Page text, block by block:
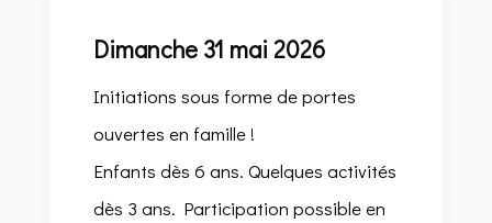
Dimanche 31 mai 2026
Initiations sous forme de portes
ouvertes en famille !
Enfants dès 6 ans. Quelques activités
dès 3 ans. Participation possible en